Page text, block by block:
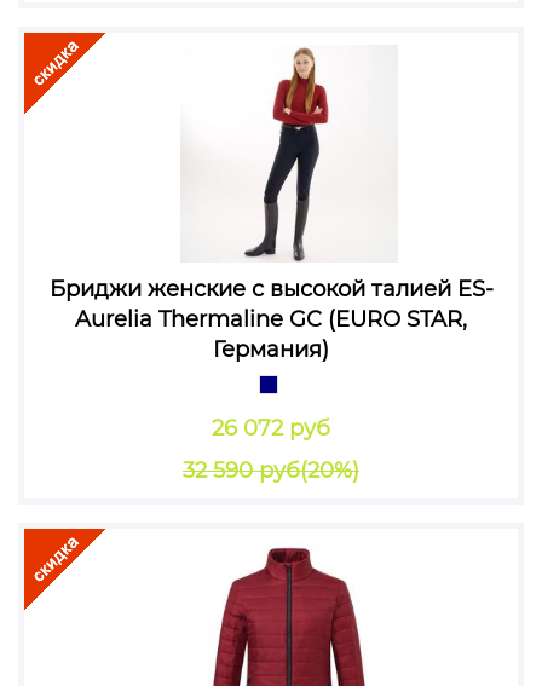
Бриджи женские с высокой талией ES-
Aurelia Thermaline GC (EURO STAR,
Германия)
26 072 руб
32 590 руб(20%)